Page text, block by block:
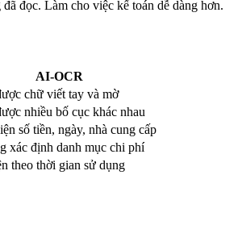
đọc. Làm cho việc kế toán dễ dàng hơn.
AI-OCR
chữ viết tay và mờ
nhiều bố cục khác nhau
số tiền, ngày, nhà cung cấp
xác định danh mục chi phí
theo thời gian sử dụng